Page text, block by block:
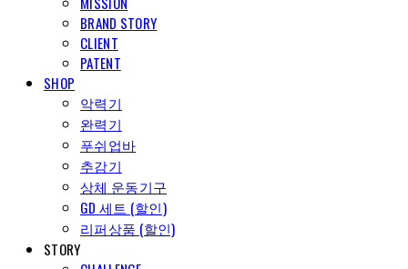
BRAND STORY
CLIENT
PATENT
SHOP
악력기
완력기
푸쉬업바
추감기
상체 운동기구
GD 세트 (할인)
리퍼상품 (할인)
STORY